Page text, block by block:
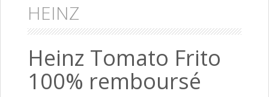
HEINZ
Heinz Tomato Frito
100% remboursé